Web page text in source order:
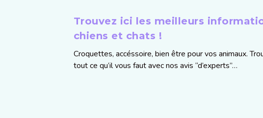
Trouvez ici les meilleurs
chiens et chats !
Croquettes, accéssoire, bien être pour vos animaux.
tout ce qu’il vous faut avec nos avis “d’experts”…